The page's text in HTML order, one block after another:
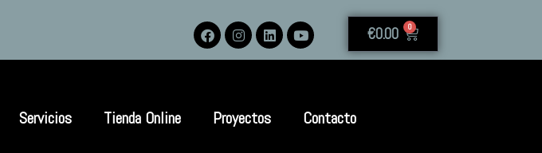
€0.00 0
Servicios Tienda Online Proyectos Contacto